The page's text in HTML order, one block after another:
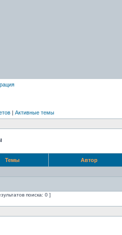
| Активные темы
Темы Автор
поиска: 0 ]